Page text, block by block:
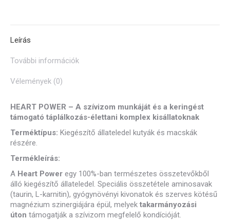
Leírás
További információk
Vélemények (0)
HEART POWER – A szívizom munkáját és a keringést
támogató táplálkozás-élettani komplex kisállatoknak
Terméktípus: Kiegészítő állateledel kutyák és macskák
részére.
Termékleírás:
A Heart Power egy 100%-ban természetes összetevőkből
álló kiegészítő állateledel. Speciális összetétele aminosavak
(taurin, L-karnitin), gyógynövényi kivonatok és szerves kötésű
magnézium szinergiájára épül, melyek takarmányozási
úton támogatják a szívizom megfelelő kondícióját.